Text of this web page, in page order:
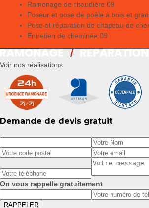
Ramonage de chaudière 09
Poseur et pose de poêle à bois et
Pose et réparation de chapeau de
Entretien de cheminée 09
Voir nos réalisations
Demande de devis gratuit
On vous rappelle gratuitement